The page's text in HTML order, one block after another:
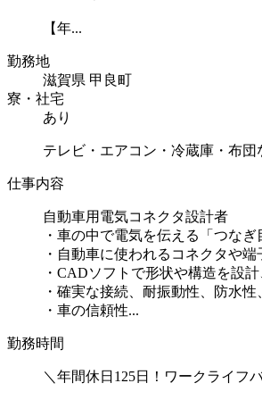
【年...
勤務地
滋賀県 甲良町
寮・社宅
あり
テレビ・エアコン・冷蔵庫・布団
仕事内容
自動車用電気コネクタ設計者
・車の中で電気を伝える「つな
・自動車に使われるコネクタや端
・CADソフトで形状や構造を設
・確実な接続、耐振動性、防水
・車の信頼性...
勤務時間
＼年間休日125日！ワークライフ